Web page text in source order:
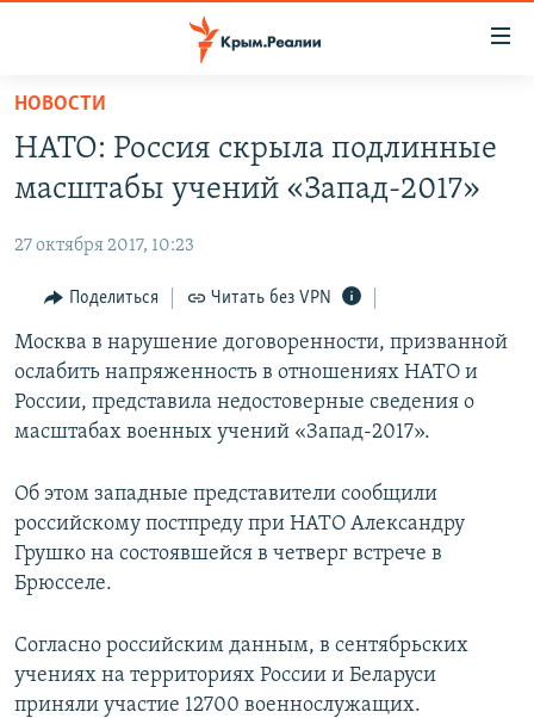
Вернуться
основному
содержанию
навигации
Вернутся
поиску
СПЕЦПРОЕКТЫ
КАРТА ВОЕННЫХ ОБЪЕКТОВ КРЫМА
11 ЛЕТ ОККУПАЦИИ КРЫМА. 11 ИСТОРИЙ СОПРОТИВЛЕНИЯ
ИСТОРИЯ
ЕЩЕ
ИНТЕРАКТИВ
ИНФОГРАФИКА
ТЕЛЕПРОЕКТ КРЫМ.РЕАЛИИ
ПРОПАВШИЕ БЕЗ ВЕСТИ
ПОБЕДИТЕЛЕЙ НЕ СУДЯТ?
ELIFBE
УКРАИНСКАЯ ПРОБЛЕМА КРЫМА
РАДІО СВОБОДА
КАК ОБОЙТИ БЛОКИРОВКУ
Qırımtatar
ПРИСОЕДИНЯЙТЕСЬ!
НОВОСТИ
НАТО: Россия скрыла подлинные
масштабы учений «Запад-2017»
27 октября 2017, 10:23
Поделиться Читать без VPN
Москва в нарушение договоренности, призванной
ослабить напряженность в отношениях НАТО и
России, представила недостоверные сведения о
масштабах военных учений «Запад-2017».
Об этом западные представители сообщили
российскому постпреду при НАТО Александру
Грушко на состоявшейся в четверг встрече в
Брюсселе.
Согласно российским данным, в сентябрьских
учениях на территориях России и Беларуси
приняли участие 12700 военнослужащих.